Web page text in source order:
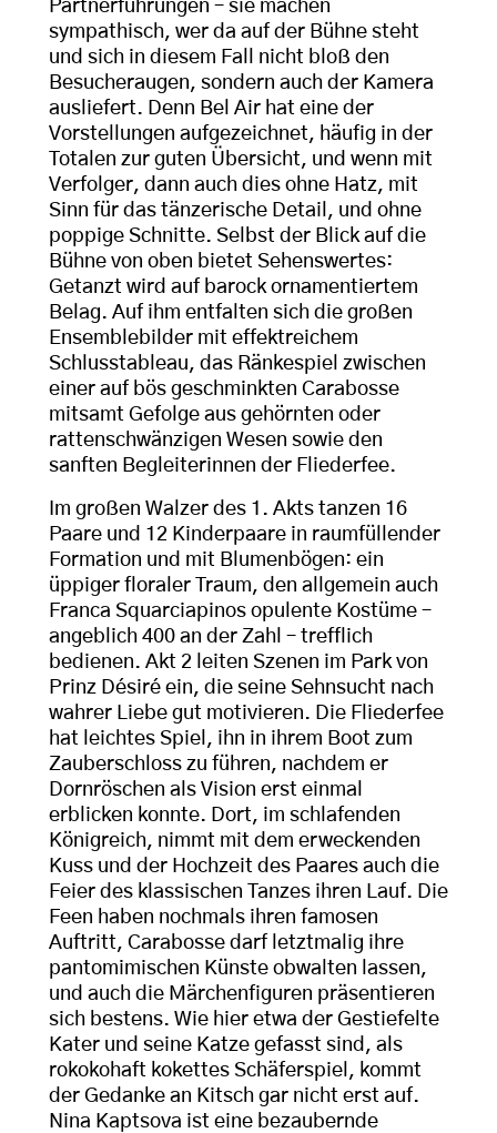
Partnerführungen – sie machen
sympathisch, wer da auf der Bühne steht
und sich in diesem Fall nicht bloß den
Besucheraugen, sondern auch der Kamera
ausliefert. Denn Bel Air hat eine der
Vorstellungen aufgezeichnet, häufig in der
Totalen zur guten Übersicht, und wenn mit
Verfolger, dann auch dies ohne Hatz, mit
Sinn für das tänzerische Detail, und ohne
poppige Schnitte. Selbst der Blick auf die
Bühne von oben bietet Sehenswertes:
Getanzt wird auf barock ornamentiertem
Belag. Auf ihm entfalten sich die großen
Ensemblebilder mit effektreichem
Schlusstableau, das Ränkespiel zwischen
einer auf bös geschminkten Carabosse
mitsamt Gefolge aus gehörnten oder
rattenschwänzigen Wesen sowie den
sanften Begleiterinnen der Fliederfee.
Im großen Walzer des 1. Akts tanzen 16
Paare und 12 Kinderpaare in raumfüllender
Formation und mit Blumenbögen: ein
üppiger floraler Traum, den allgemein auch
Franca Squarciapinos opulente Kostüme –
angeblich 400 an der Zahl – trefflich
bedienen. Akt 2 leiten Szenen im Park von
Prinz Désiré ein, die seine Sehnsucht nach
wahrer Liebe gut motivieren. Die Fliederfee
hat leichtes Spiel, ihn in ihrem Boot zum
Zauberschloss zu führen, nachdem er
Dornröschen als Vision erst einmal
erblicken konnte. Dort, im schlafenden
Königreich, nimmt mit dem erweckenden
Kuss und der Hochzeit des Paares auch die
Feier des klassischen Tanzes ihren Lauf. Die
Feen haben nochmals ihren famosen
Auftritt, Carabosse darf letztmalig ihre
pantomimischen Künste obwalten lassen,
und auch die Märchenfiguren präsentieren
sich bestens. Wie hier etwa der Gestiefelte
Kater und seine Katze gefasst sind, als
rokokohaft kokettes Schäferspiel, kommt
der Gedanke an Kitsch gar nicht erst auf.
Nina Kaptsova ist eine bezaubernde